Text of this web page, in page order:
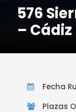
576
– Cádiz
Fecha
Plazas